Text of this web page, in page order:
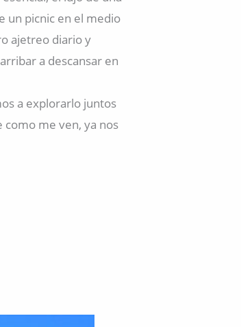
un picnic en el medio
ajetreo diario y
a descansar en
a explorarlo juntos
me ven, ya nos